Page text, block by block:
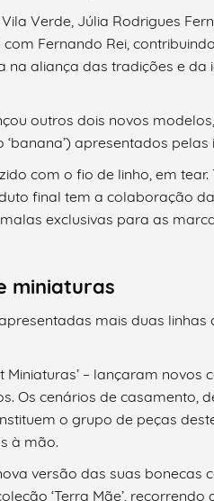
Verde, Júlia Rodrigues
Fernando Rei,
aliança das tradições e da
outros dois novos
apresentados
com o fio de linho, em
final tem a colaboração
exclusivas para as
miniaturas
mais duas linhas
Miniaturas’ – lançaram
Os cenários de casamento,
o grupo de peças
à mão.
versão das suas bonecas
‘Terra Mãe’,